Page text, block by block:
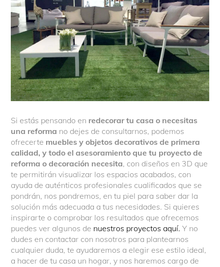
Si estás pensando en redecorar tu casa o necesitas
una reforma no dejes de consultarnos, podemos
ofrecerte muebles y objetos decorativos de primera
calidad, y todo el asesoramiento que tu proyecto de
reforma o decoración necesita, con diseños en 3D que
te permitirán visualizar los espacios acabados, con
ayuda de auténticos profesionales cualificados que se
pondrán, nos pondremos, en tu piel para saber dar la
solución más adecuada a tus necesidades. Si quieres
inspirarte o comprobar los resultados que ofrecemos
puedes ver algunos de nuestros proyectos aquí. Y no
dudes en contactar con nosotros para plantearnos
cualquier duda, te ayudaremos a elegir ese estilo ideal,
a hacer de tu casa un hogar, y nos haremos cargo de